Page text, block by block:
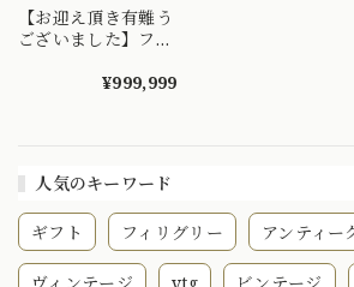
人気のキーワード
ギフト フィリグリー アンティー
【お迎え頂き有難う
ございました】フラ
時代 ガーランドス
¥999,999